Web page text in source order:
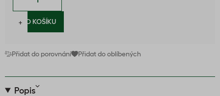
−
+DO KOŠÍKU
Přidat do porovnání Přidat do oblíbených
Popis